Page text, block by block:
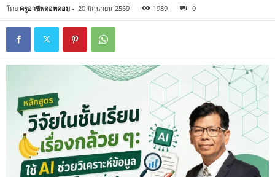
โดย ครูอาชีพดอทคอม - 20 มิถุนายน 2569 1989 0